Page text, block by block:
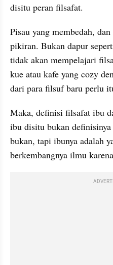
disitu peran filsafat.
Pisau yang membedah,
pikiran. Bukan dapur
tidak akan mempelajari
kue atau kafe yang cozy
dari para filsuf baru perlu
Maka, definisi filsafat ibu
ibu disitu bukan
bukan, tapi ibunya adalah
berkembangnya ilmu